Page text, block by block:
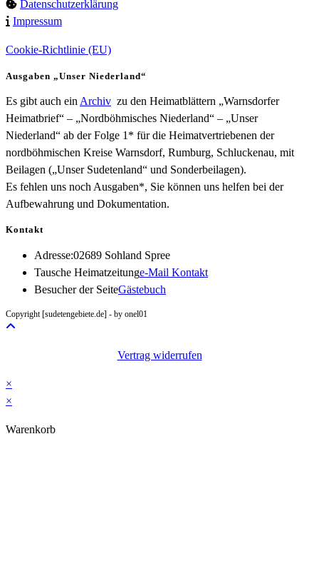
Datenschutzerklärung
Impressum
Cookie-Richtlinie (EU)
Ausgaben „Unser Niederland“
Es gibt auch ein Archiv zu den Heimatblättern „Warnsdorfer
Heimatbrief“ – „Nordböhmisches Niederland“ – „Unser
Niederland“ ab der Folge 1* für die Heimatvertriebenen der
nordböhmischen Kreise Warnsdorf, Rumburg, Schluckenau, mit
Beilagen („Unser Sudetenland“ und Sonderbeilagen).
Es fehlen uns noch Ausgaben*, Sie können uns helfen bei der
Aufbewahrung und Dokumentation.
Kontakt
Adresse:02689 Sohland Spree
Tausche Heimatzeitunge-Mail KontaktOpens
Besucher der SeiteGästebuch
Copyright [sudetengebiete.de] - by onel01
Vertrag widerrufen
×
×
Warenkorb